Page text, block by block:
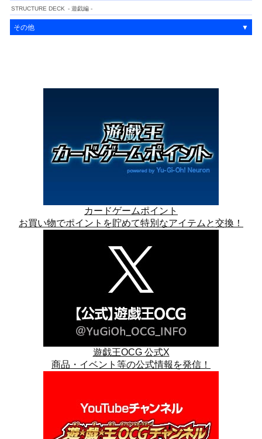
STRUCTURE DECK - 遊戯編 -
その他
カードゲームポイント
お買い物でポイントを貯めて特別なアイテムと交換！
遊戯王OCG 公式X
商品・イベント等の公式情報を発信！